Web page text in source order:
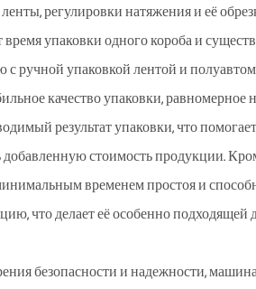
регулировки натяжения и её
время упаковки одного короба и
с ручной упаковкой лентой и
качество упаковки,
результат упаковки, что
стоимость продукции.
временем простоя и
что делает её особенно
безопасности и надежности,